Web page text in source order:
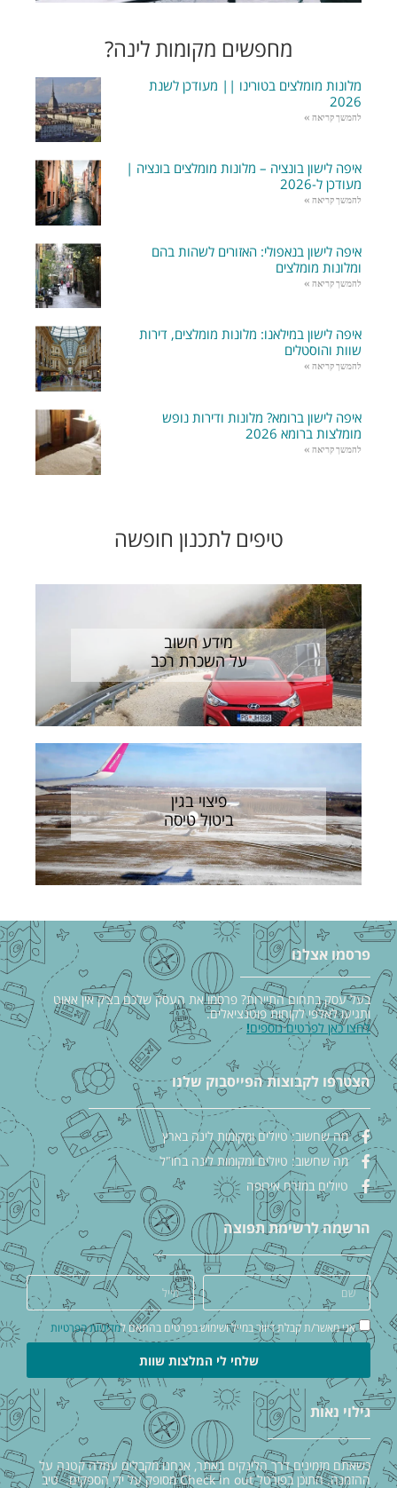
מחפשים מקומות לינה?
מלונות מומלצים בטורינו || מעודכן לשנת
2026
להמשך קריאה »
איפה לישון בונציה – מלונות מומלצים בונציה |
מעודכן ל-2026
להמשך קריאה »
איפה לישון בנאפולי: האזורים לשהות בהם
ומלונות מומלצים
להמשך קריאה »
איפה לישון במילאנו: מלונות מומלצים, דירות
שוות והוסטלים
להמשך קריאה »
איפה לישון ברומא? מלונות ודירות נופש
מומלצות ברומא 2026
להמשך קריאה »
טיפים לתכנון חופשה
מידע חשוב
על השכרת רכב
פיצוי בגין
ביטול טיסה
פרסמו אצלנו
בעל עסק בתחום התיירות? פרסמו את העסק שלכם בצ׳ק אין אאוט
ותגיעו לאלפי לקוחות פוטנציאלים.
לחצו כאן לפרטים נוספים!
הצטרפו לקבוצות הפייסבוק שלנו
מה שחשוב: טיולים ומקומות לינה בארץ
מה שחשוב: טיולים ומקומות לינה בחו"ל
טיולים במזרח אירופה
הרשמה לרשימת תפוצה
אני מאשר/ת קבלת דיוור במייל ושימוש בפרטים בהתאם ל מדיניות הפרטיות
שלחי לי המלצות שוות
גילוי נאות
כשאתם מזמינים דרך הלינקים באתר, אנחנו מקבלים עמלה קטנה על
ההזמנה. התוכן בפורטל Check in out מסופק על ידי הספקים. טיב